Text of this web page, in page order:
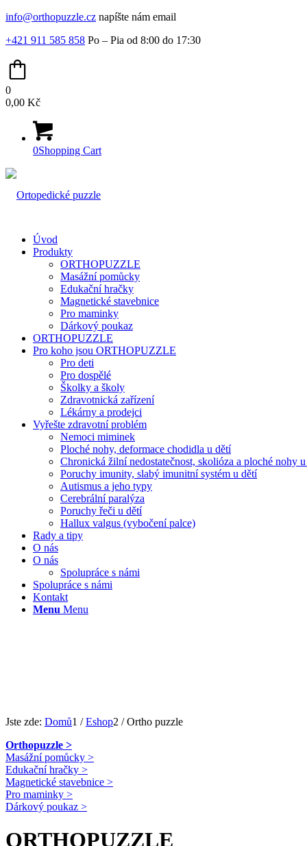
info@orthopuzzle.cz napíšte nám email
+421 911 585 858 Po – Pia od 8:00 do 17:30
0
0,00 Kč
0Shopping Cart
Úvod
Produkty
ORTHOPUZZLE
Masážní pomůcky
Edukační hračky
Magnetické stavebnice
Pro maminky
Dárkový poukaz
ORTHOPUZZLE
Pro koho jsou ORTHOPUZZLE
Pro deti
Pro dospělé
Školky a školy
Zdravotnická zařízení
Lékárny a prodejci
Vyřešte zdravotní problém
Nemoci miminek
Ploché nohy, deformace chodidla u dětí
Chronická žilní nedostatečnost, skolióza a ploché nohy
Poruchy imunity, slabý imunitní systém u dětí
Autismus a jeho typy
Cerebrální paralýza
Poruchy řeči u dětí
Hallux valgus (vybočení palce)
Rady a tipy
O nás
O nás
Spolupráce s námi
Spolupráce s námi
Kontakt
Menu Menu
Jste zde: Domů1 / Eshop2 / Ortho puzzle
Orthopuzzle >
Masážní pomůcky >
Edukační hračky >
Magnetické stavebnice >
Pro maminky >
Dárkový poukaz >
ORTHOPUZZLE